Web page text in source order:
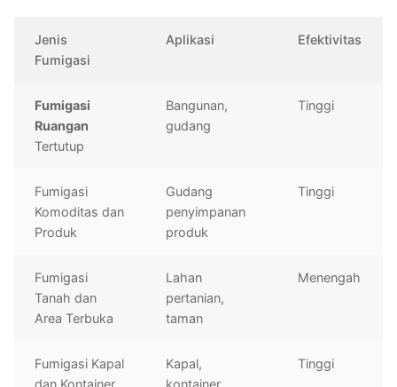
Jenis
Fumigasi
Aplikasi Efektivitas
Fumigasi
Ruangan
Tertutup
Bangunan,
gudang
Tinggi
Fumigasi
Komoditas dan
Produk
Gudang
penyimpanan
produk
Tinggi
Fumigasi
Tanah dan
Area Terbuka
Lahan
pertanian,
taman
Menengah
Fumigasi Kapal
dan Kontainer
Kapal,
kontainer
Tinggi